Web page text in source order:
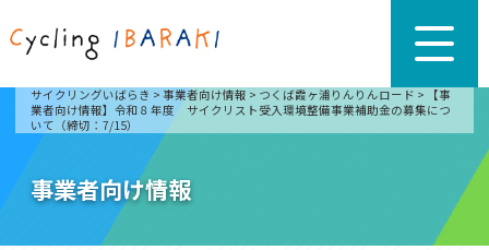
サイクリングいばらき > 事業者向け情報 > つくば霞ヶ浦りんりんロード >
【事
業者向け情報】令和８年度 サイクリスト受入環境整備事業補助金の募集につ
いて（締切：7/15）
事業者向け情報